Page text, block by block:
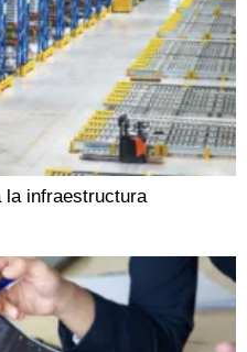
la infraestructura